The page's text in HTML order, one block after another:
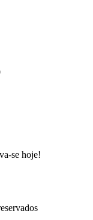
se hoje!